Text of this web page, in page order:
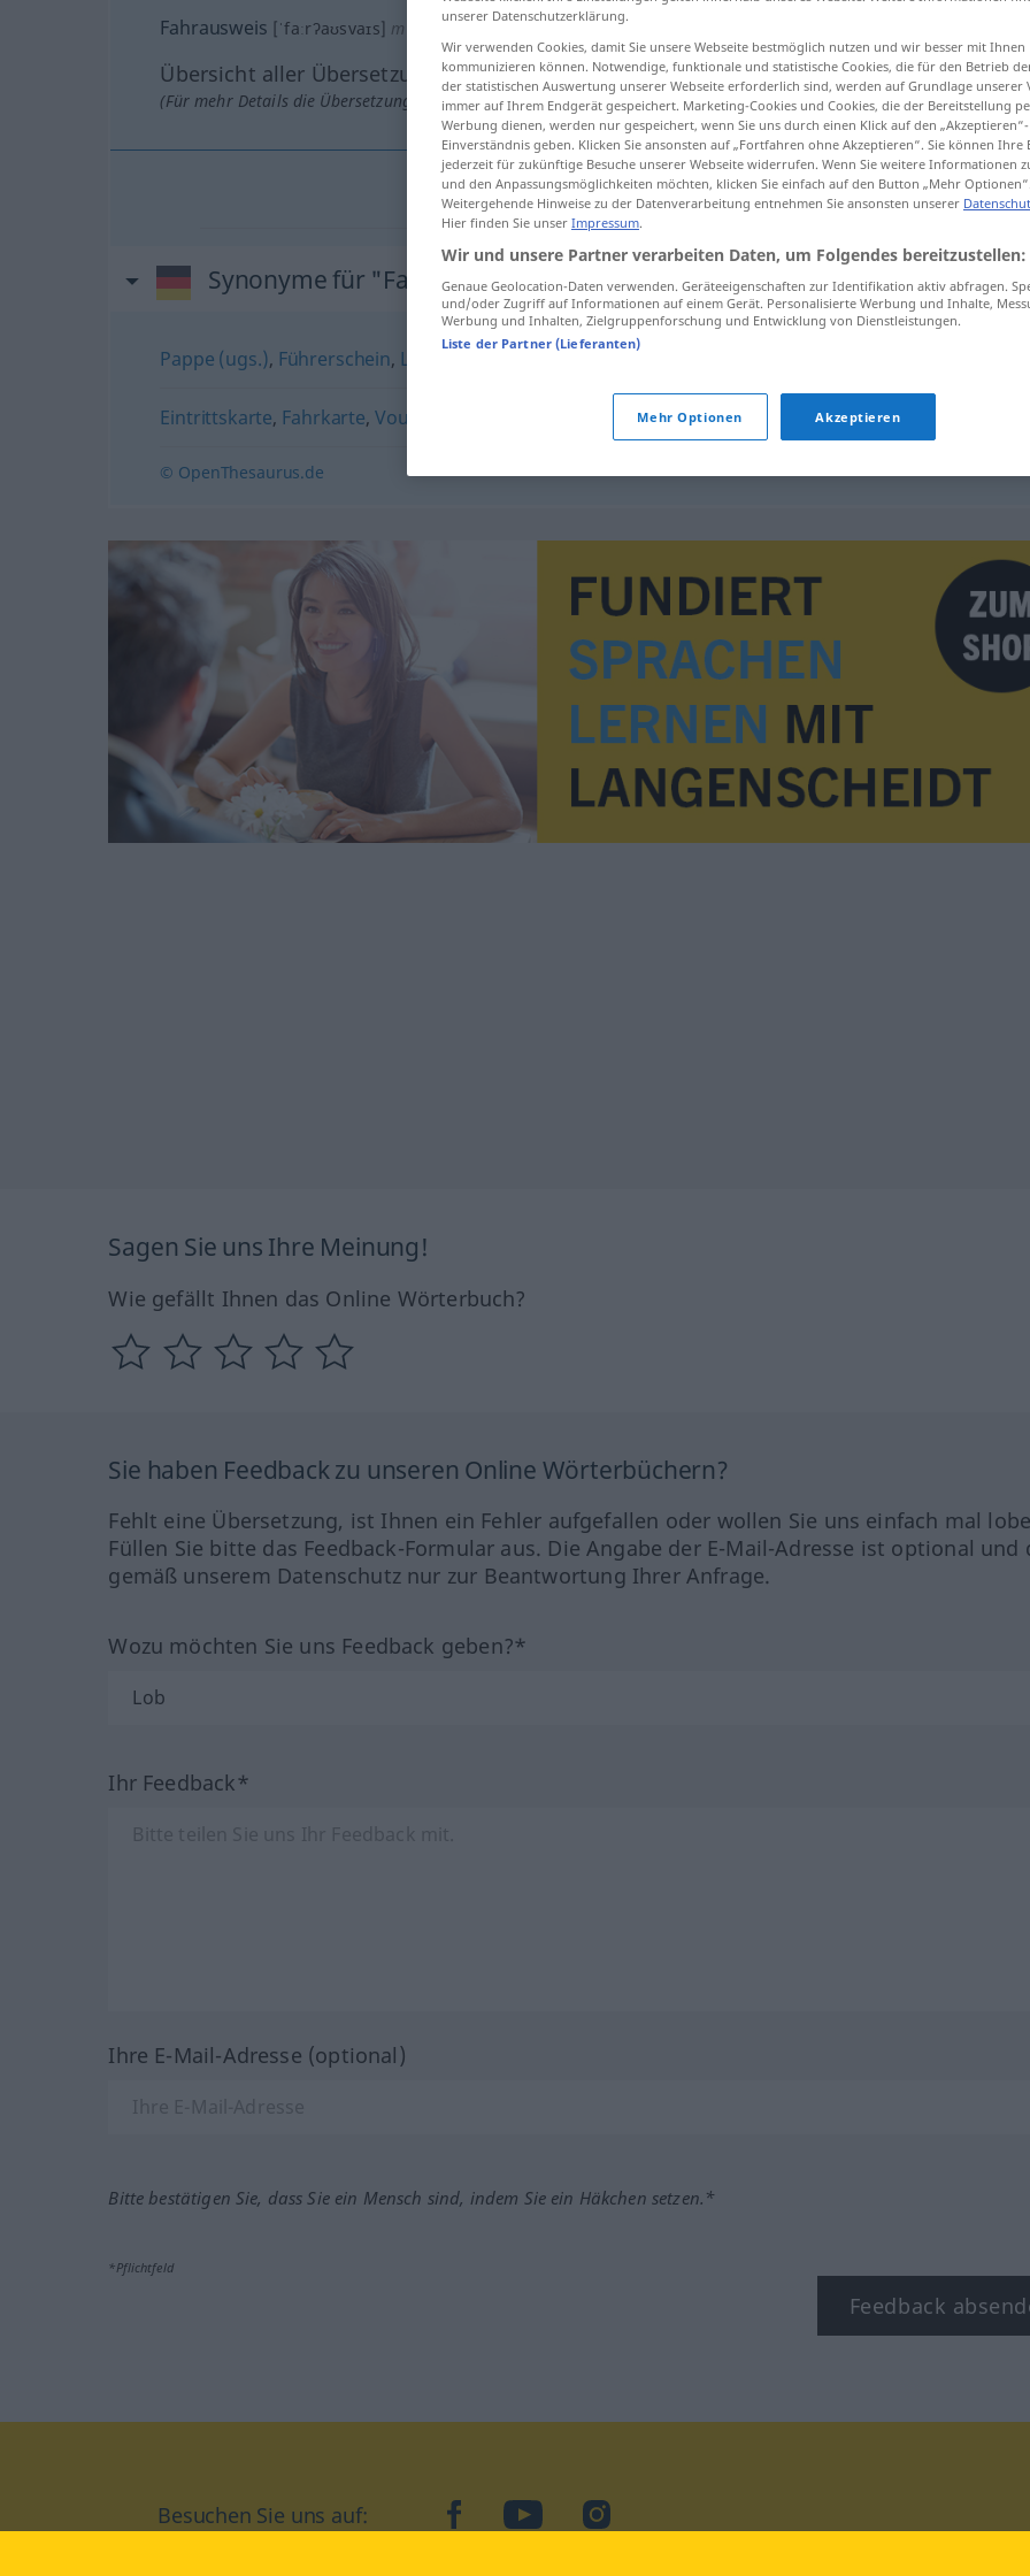
Fahrausweis [ˈfaːrʔaʊsvaɪs] m
Übersicht aller Übersetzungen
(Für mehr Details die Übersetzung anklicken/antippen)
Fahrausweis → siehe „Fahrschein“
Synonyme für "Fahrausweis"
Pappe (ugs.), Führerschein, Lappen (ugs.)
Eintrittskarte, Fahrkarte,Voucher Billett (schweiz.),Karte,Fahrschein
© OpenThesaurus.de
Sagen Sie uns Ihre Meinung!
Wie gefällt Ihnen das Online Wörterbuch?
Sie haben Feedback zu unseren Online Wörterbüchern?
Fehlt eine Übersetzung, ist Ihnen ein Fehler aufgefallen oder wollen Sie uns einfach mal
Füllen Sie bitte das Feedback-Formular aus. Die Angabe der E-Mail-Adresse ist optional und
gemäß unserem Datenschutz nur zur Beantwortung Ihrer Anfrage.
Wozu möchten Sie uns Feedback geben?*
Ihr Feedback*
Ihre E-Mail-Adresse (optional)
Bitte bestätigen Sie, dass Sie ein Mensch sind, indem Sie ein Häkchen setzen.*
*Pflichtfeld
Feedback
Besuchen Sie uns auf: facebookYouTubeInstagram
unserer Datenschutzerklärung.
Wir verwenden Cookies, damit Sie unsere Webseite bestmöglich nutzen und wir besser mit Ihnen
kommunizieren können. Notwendige, funktionale und statistische Cookies, die für den Betrieb
der statistischen Auswertung unserer Webseite erforderlich sind, werden auf Grundlage unserer
immer auf Ihrem Endgerät gespeichert. Marketing-Cookies und Cookies, die der Bereitstellung
Werbung dienen, werden nur gespeichert, wenn Sie uns durch einen Klick auf den
Einverständnis geben. Klicken Sie ansonsten auf „Fortfahren ohne Akzeptieren“. Sie können
jederzeit für zukünftige Besuche unserer Webseite widerrufen. Wenn Sie weitere Informationen
und den Anpassungsmöglichkeiten möchten, klicken Sie einfach auf den Button „Mehr
Weitergehende Hinweise zu der Datenverarbeitung entnehmen Sie ansonsten unserer
Hier finden Sie unser Impressum.
Wir und unsere Partner verarbeiten Daten, um Folgendes bereitzustellen:
Genaue Geolocation-Daten verwenden. Geräteeigenschaften zur Identifikation aktiv abfragen.
und/oder Zugriff auf Informationen auf einem Gerät. Personalisierte Werbung und Inhalte,
Werbung und Inhalten, Zielgruppenforschung und Entwicklung von Dienstleistungen.
Liste der Partner (Lieferanten)
Mehr Optionen Akzeptieren